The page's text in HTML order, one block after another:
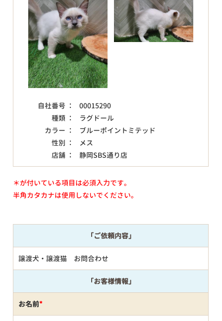
自社番号 ：
00015290
種類 ：
ラグドール
カラー ：
ブルーポイントミテッド
性別 ：
メス
店舗 ：
静岡SBS通り店
＊が付いている項目は必須入力です。
半角カタカナは使用しないでください。
「ご依頼内容」
譲渡犬・譲渡猫 お問合わせ
「お客様情報」
お名前*